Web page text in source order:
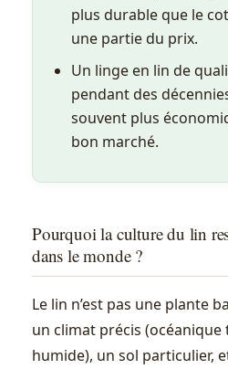
plus durable que le
une partie du prix.
Un linge en lin de
pendant des
souvent plus
bon marché.
Pourquoi la culture du lin
dans le monde ?
Le lin n’est pas une plante
un climat précis
humide), un sol particulier,